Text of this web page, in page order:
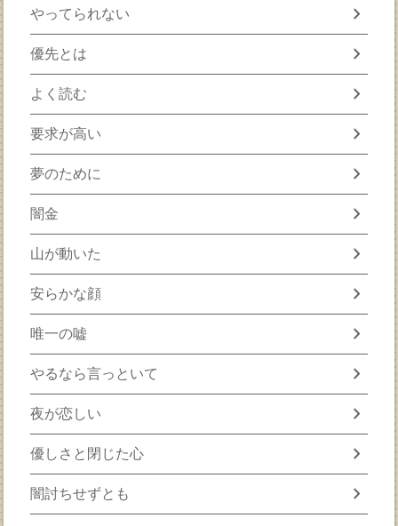
やってられない chevron_right
優先とは chevron_right
よく読む chevron_right
要求が高い chevron_right
夢のために chevron_right
闇金 chevron_right
山が動いた chevron_right
安らかな顔 chevron_right
唯一の嘘 chevron_right
やるなら言っといて chevron_right
夜が恋しい chevron_right
優しさと閉じた心 chevron_right
闇討ちせずとも chevron_right